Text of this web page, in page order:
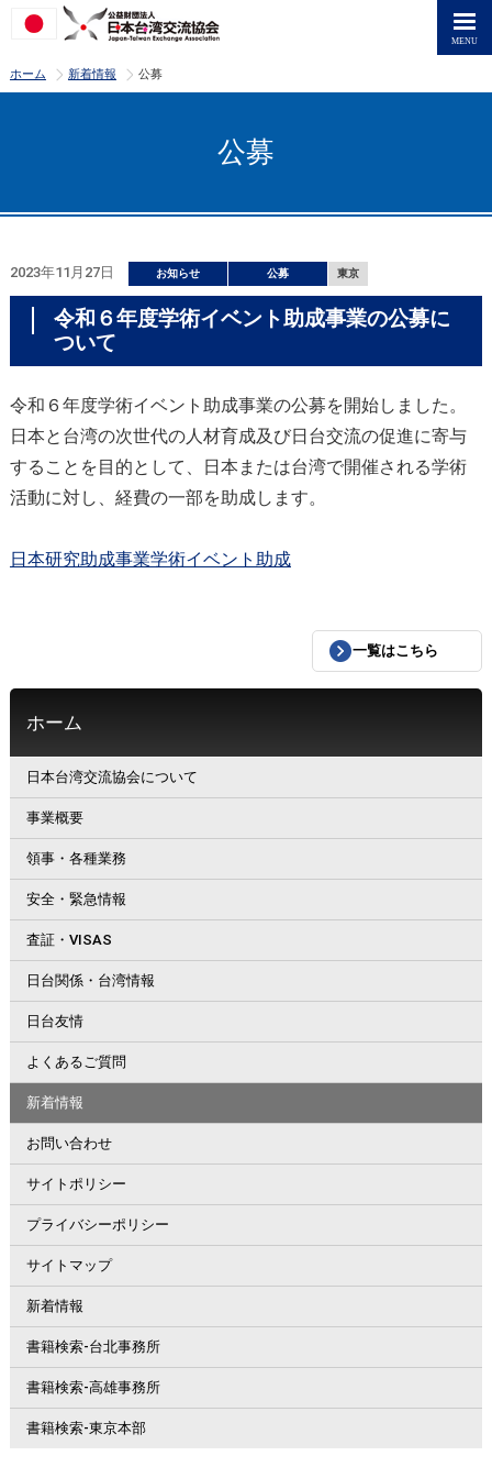
ホーム >
新着情報 >
公募
公募
2023年11月27日 お知らせ 公募 東京
令和６年度学術イベント助成事業の公募に
ついて
令和６年度学術イベント助成事業の公募を開始しました。
日本と台湾の次世代の人材育成及び日台交流の促進に寄与
することを目的として、日本または台湾で開催される学術
活動に対し、経費の一部を助成します。
日本研究助成事業学術イベント助成
一覧はこちら
ホーム
日本台湾交流協会について
事業概要
領事・各種業務
安全・緊急情報
査証・VISAS
日台関係・台湾情報
日台友情
よくあるご質問
新着情報
お問い合わせ
サイトポリシー
プライバシーポリシー
サイトマップ
新着情報
書籍検索-台北事務所
書籍検索-高雄事務所
書籍検索-東京本部